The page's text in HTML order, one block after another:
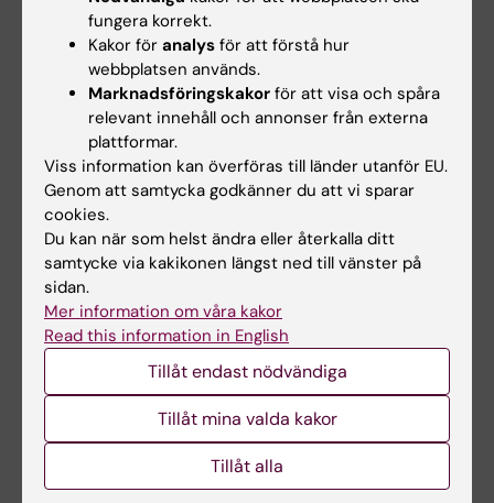
Jonas F. Ludvigsson, Jason Dagher, Benjamin
Lebwohl, Jialu Yao, Peter H.R. Green, Ralf J.
Ludwig, Philip Curman.The Lancet Regional
Health – Americas.Online 28 maj 2026, doi:
10.1016/j.lana.2026.101512.
Tags
Autoimmuna sjukdomar Epidemiologi
Hjärt-kärlsjukdomar
Uppdaterad av:
Gunilla Sonnebring 2026-06-01
Dela
fungera korrekt.
Kakor för analys för att förstå hur
webbplatsen används.
Marknadsföringskakor för att visa och spåra
relevant innehåll och annonser från externa
plattformar.
Viss information kan överföras till länder utanför EU.
Genom att samtycka godkänner du att vi sparar
cookies.
Du kan när som helst ändra eller återkalla ditt
samtycke via kakikonen längst ned till vänster på
sidan.
Mer information om våra kakor
Read this information in English
Tillåt endast nödvändiga
Tillåt mina valda kakor
Tillåt alla